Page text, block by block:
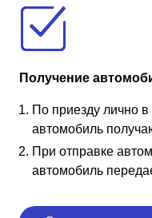
Получение
По приезду лично
автомобиль
При отправке
автомобиль